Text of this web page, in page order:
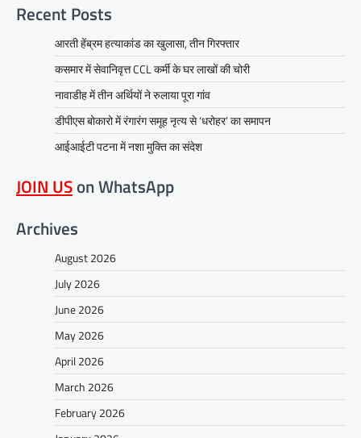
Recent Posts
आरती हेंब्रम हत्याकांड का खुलासा, तीन गिरफ्तार
कसमार में सेवानिवृत्त CCL कर्मी के घर लाखों की चोरी
नावाडीह में तीन अर्थियों ने रुलाया पूरा गांव
डीपीएस बोकारो में रंगारंग समूह नृत्य से ‘धरोहर’ का समापन
आईआईटी पटना में नशा मुक्ति का संदेश
JOIN USon WhatsApp
Archives
August 2026
July 2026
June 2026
May 2026
April 2026
March 2026
February 2026